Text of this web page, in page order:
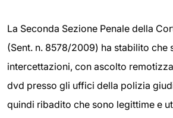
La Seconda Sezione Penale della
(Sent. n. 8578/2009) ha stabilito che
intercettazioni, con ascolto
dvd presso gli uffici della polizia
quindi ribadito che sono legittime e